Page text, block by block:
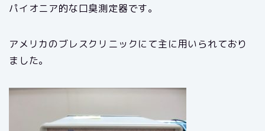
パイオニア的な口臭測定器です。
アメリカのブレスクリニックにて主に用いられており
ました。